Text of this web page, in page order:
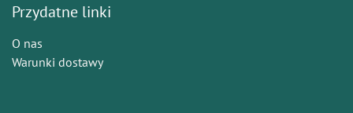
Przydatne linki
O nas
Warunki dostawy